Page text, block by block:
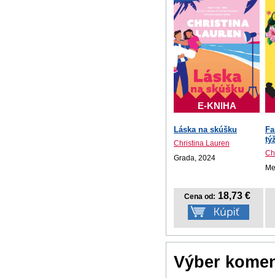
E-KNIHA
Láska na skúšku
Christina Lauren
Grada, 2024
Cena od: 18,73 €
Výber